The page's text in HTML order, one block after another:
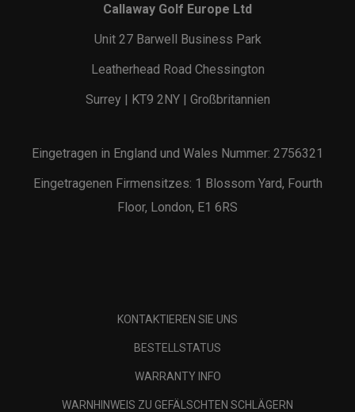
Callaway Golf Europe Ltd
Unit 27 Barwell Business Park
Leatherhead Road Chessington
Surrey | KT9 2NY | Großbritannien
Eingetragen in England und Wales Nummer: 2756321
Eingetragenen Firmensitzes: 1 Blossom Yard, Fourth
Floor, London, E1 6RS
KONTAKTIEREN SIE UNS
BESTELLSTATUS
WARRANTY INFO
WARNHINWEIS ZU GEFÄLSCHTEN SCHLÄGERN